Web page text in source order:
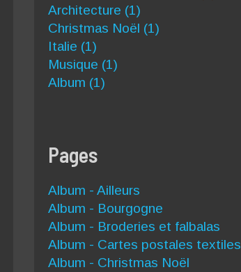
Architecture (1)
Christmas Noël (1)
Italie (1)
Musique (1)
Album (1)
Pages
Album - Ailleurs
Album - Bourgogne
Album - Broderies et falbalas
Album - Cartes postales textiles
Album - Christmas Noël